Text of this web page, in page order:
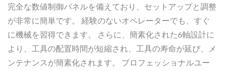
完全な数値制御パネルを備えており、セットアップと調整
が非常に簡単です。 経験のないオペレーターでも、すぐ
に機械を習得できます。 さらに、簡素化された6軸設計に
より、工具の配置時間が短縮され、工具の寿命が延び、メ
ンテナンスが簡素化されます。 プロフェッショナルユー